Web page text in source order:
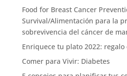
Food for Breast Cancer
Survival/Alimentación para la
sobrevivencia del cáncer de
Enriquece tu plato 2022: regalo
Comer para Vivir: Diabetes